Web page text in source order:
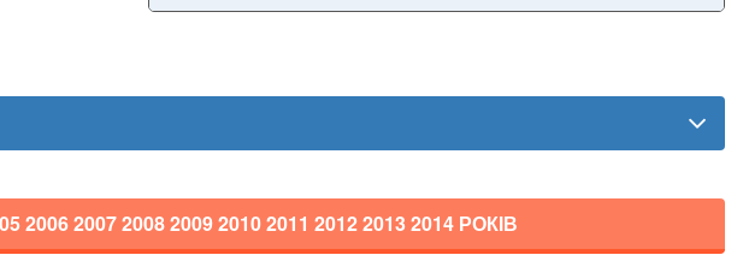
2006 2007 2008 2009 2010 2011 2012 2013 2014 РОКІВ